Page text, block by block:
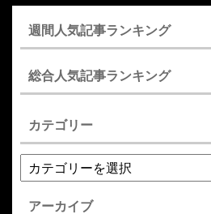
週間人気記事ランキング
総合人気記事ランキング
カテゴリー
アーカイブ